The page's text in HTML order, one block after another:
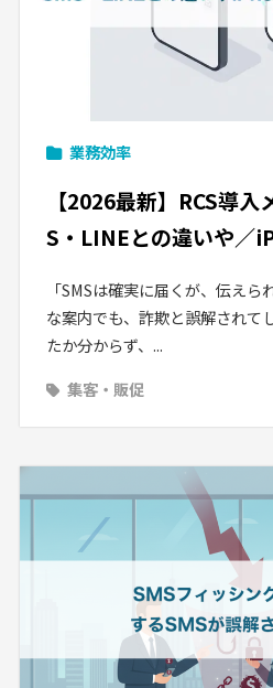
業務効率
【2026最新】RCS導
S・LINEとの違いや／
「SMSは確実に届くが、伝え
な案内でも、詐欺と誤解されて
たか分からず、...
集客・販促